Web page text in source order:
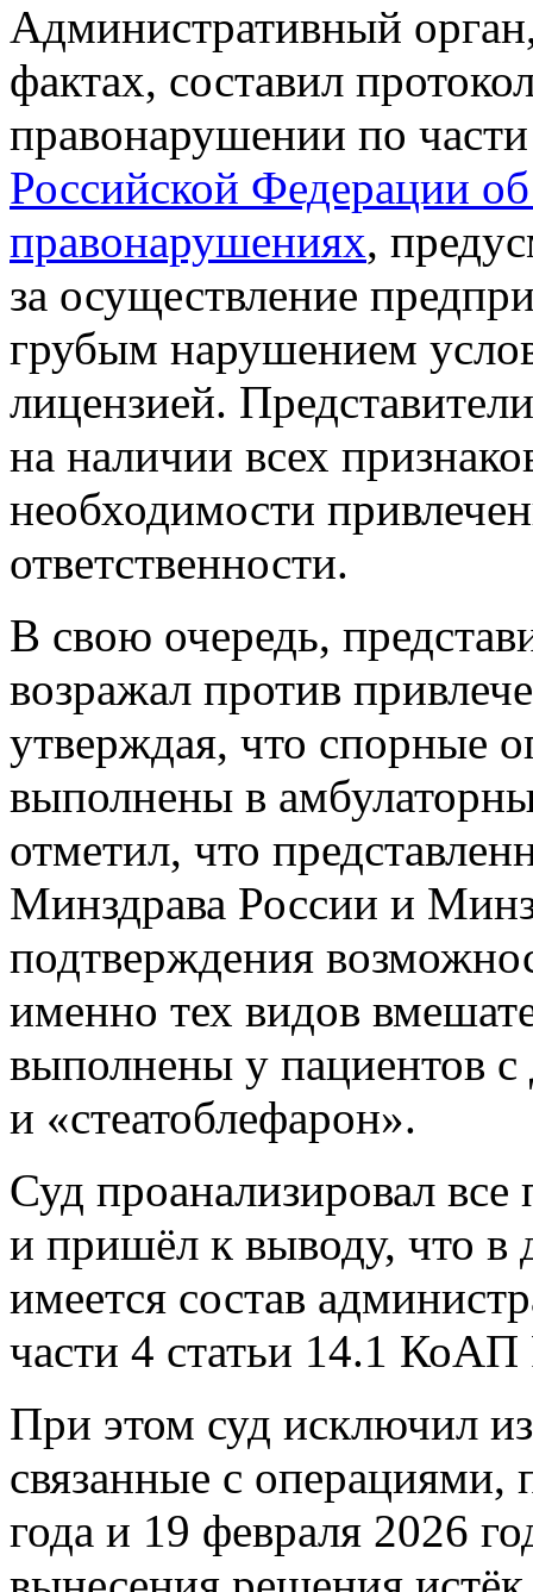
Административный
фактах, составил
правонарушении по
Российской Федерации
правонарушениях,
за осуществление
грубым нарушением
лицензией.
на наличии всех
необходимости
ответственности.
В свою очередь,
возражал против
утверждая, что спорные
выполнены в
отметил, что
Минздрава России и
подтверждения
именно тех видов
выполнены у пациентов с
и «стеатоблефарон».
Суд проанализировал все
и пришёл к выводу, что
имеется состав
части 4 статьи 14.1
При этом суд исключил
связанные с
года и 19 февраля 2026